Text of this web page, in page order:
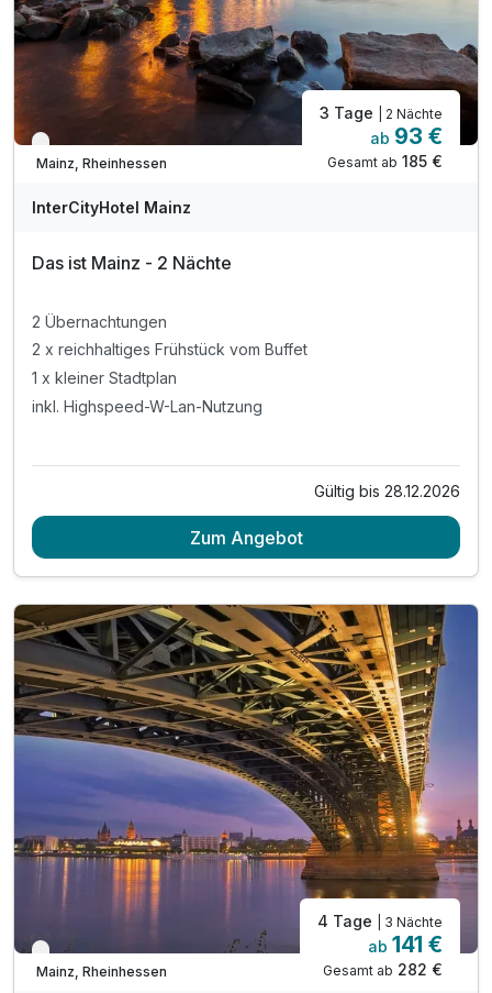
Verfügbar bis Dezember
Mainz, Rheinhessen
3 Tage | 2 Nächte
ab 93 €
Gesamt ab 185 €
InterCityHotel Mainz
Das ist Mainz - 2 Nächte
2 Übernachtungen
2 x reichhaltiges Frühstück vom Buffet
1 x kleiner Stadtplan
inkl. Highspeed-W-Lan-Nutzung
Gültig bis 28.12.2026
Zum Angebot
Verfügbar bis Dezember
Mainz, Rheinhessen
4 Tage | 3 Nächte
ab 141 €
Gesamt ab 282 €